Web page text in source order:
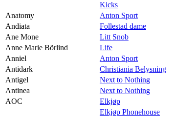
Kicks
Anatomy
Anton Sport
Andiata
Follestad dame
Ane Mone
Litt Snob
Anne Marie Börlind
Life
Anniel
Anton Sport
Antidark
Christiania Belysning
Antigel
Next to Nothing
Antinea
Next to Nothing
AOC
Elkjøp
Elkjøp Phonehouse